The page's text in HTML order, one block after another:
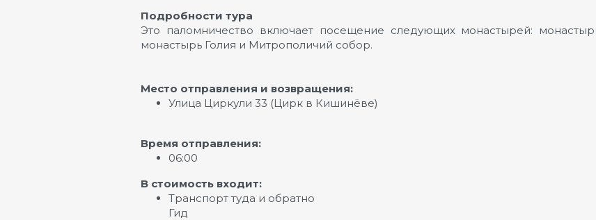
Подробности тура
Это паломничество включает посещение следующих монастырей:
монастырь Голия и Митрополичий собор.
Место отправления и возвращения:
Улица Циркули 33 (Цирк в Кишинёве)
Время отправления:
06:00
В стоимость входит:
Транспорт туда и обратно
Гид